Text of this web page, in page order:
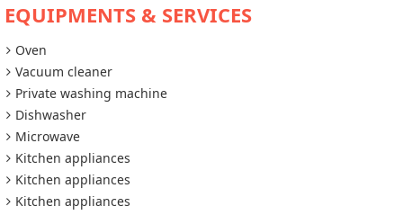
EQUIPMENTS & SERVICES
Oven
Vacuum cleaner
Private washing machine
Dishwasher
Microwave
Kitchen appliances
Kitchen appliances
Kitchen appliances